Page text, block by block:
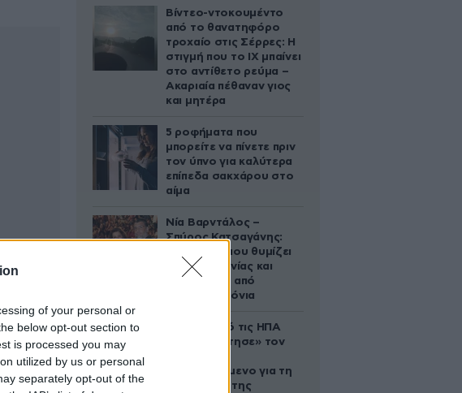
of your personal or
below opt-out section to
is processed you may
utilized by us or personal
separately opt-out of the
Βίντεο-ντοκουμέντο
από το θανατηφόρο
τροχαίο στις Σέρρες: Η
στιγμή που το ΙΧ μπαίνει
στο αντίθετο ρεύμα –
Ακαριαία πέθαναν γιος
και μητέρα
5 ροφήματα που
μπορείτε να πίνετε πριν
τον ύπνο για καλύτερα
επίπεδα σακχάρου στο
αίμα
Νία Βαρντάλος –
Σπύρος Κατσαγάνης:
Μια σχέση που θυμίζει
σενάριο ταινίας και
μετρά πάνω από
τέσσερα χρόνια
Ζευγάρι από τις ΗΠΑ
που «υιοθέτησε» τον
κατηγορούμενο για τη
δολοφονία της